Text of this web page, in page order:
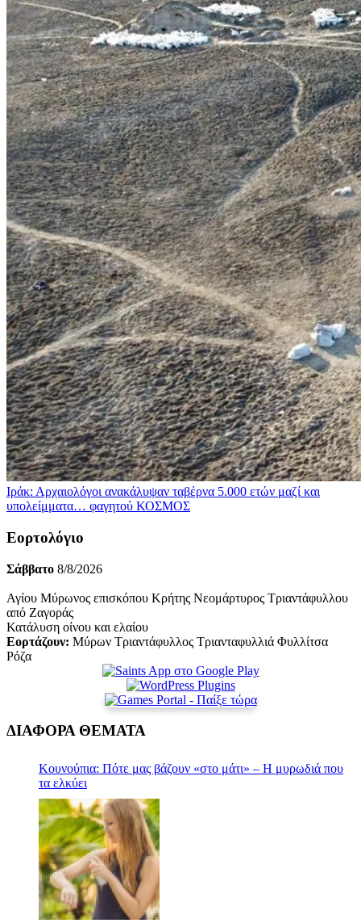
Ιράκ: Αρχαιολόγοι ανακάλυψαν ταβέρνα 5.000 ετών μαζί και
υπολείμματα… φαγητού ΚΟΣΜΟΣ
Εορτολόγιο
Σάββατο 8/8/2026
Αγίου Μύρωνος επισκόπου Κρήτης Νεομάρτυρος Τριαντάφυλλου
από Ζαγοράς
Κατάλυση οίνου και ελαίου
Εορτάζουν: Μύρων Τριαντάφυλλος Τριανταφυλλιά Φυλλίτσα
Ρόζα
ΔΙΑΦΟΡΑ ΘΕΜΑΤΑ
Κουνούπια: Πότε μας βάζουν «στο μάτι» – Η μυρωδιά που
τα ελκύει